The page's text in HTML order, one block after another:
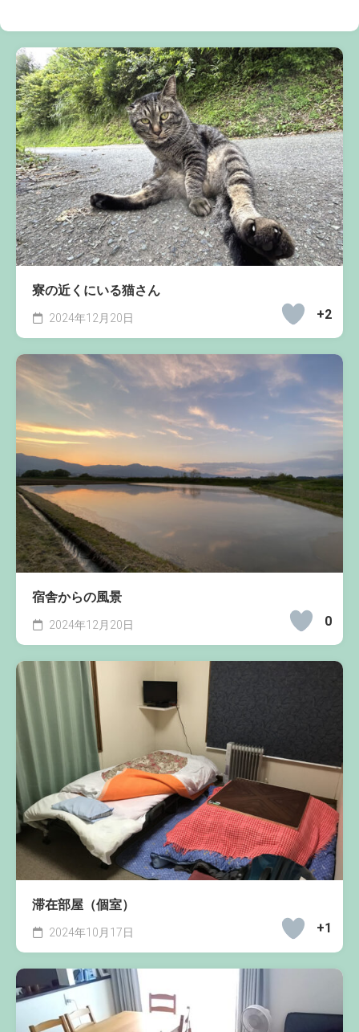
寮の近くにいる猫さん
+2
2024年12月20日
宿舎からの風景
0
2024年12月20日
滞在部屋（個室）
+1
2024年10月17日